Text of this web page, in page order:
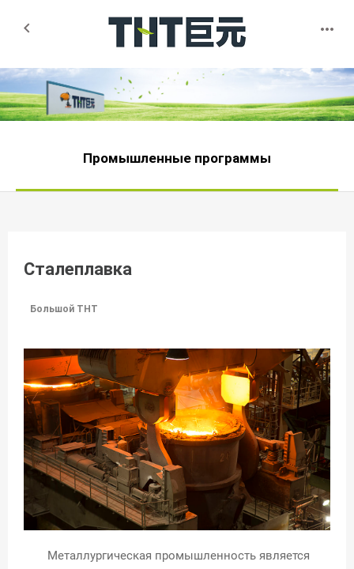
 
Промышленные программы
Сталеплавка
Большой THT
Металлургическая промышленность является